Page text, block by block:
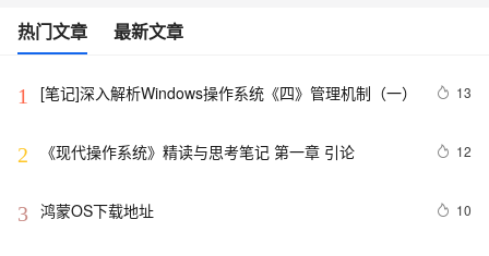
热门文章 最新文章
1 [笔记]深入解析Windows操作系统《四》管理机制（一） 13
2 《现代操作系统》精读与思考笔记 第一章 引论 12
3 鸿蒙OS下载地址 10